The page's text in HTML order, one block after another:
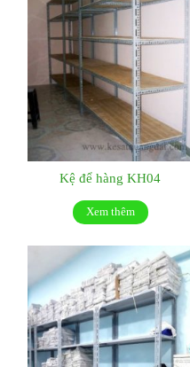
Kệ để hàng KH04
Xem thêm